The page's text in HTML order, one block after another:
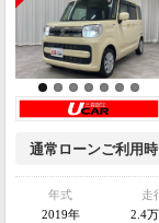
通常ローンご利用時
年式
2019年
走
2.4